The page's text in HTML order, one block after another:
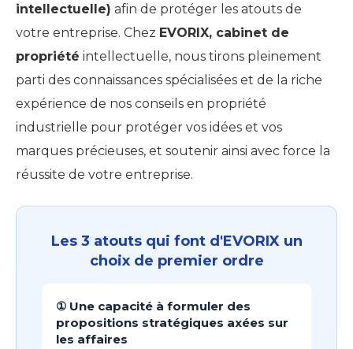
intellectuelle) afin de protéger les atouts de
votre entreprise. Chez EVORIX, cabinet de
propriété intellectuelle, nous tirons pleinement
parti des connaissances spécialisées et de la riche
expérience de nos conseils en propriété
industrielle pour protéger vos idées et vos
marques précieuses, et soutenir ainsi avec force la
réussite de votre entreprise.
Les 3 atouts qui font d'EVORIX un
choix de premier ordre
① Une capacité à formuler des
propositions stratégiques axées sur
les affaires